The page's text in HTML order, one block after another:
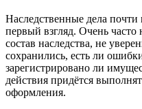
Наследственные дела почти
первый взгляд. Очень
состав наследства, не
сохранились, есть ли
зарегистрировано ли
действия придётся
оформления.